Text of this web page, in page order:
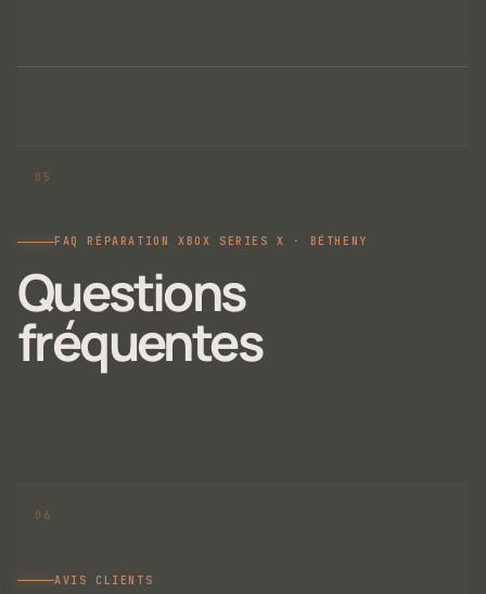
FAQ RÉPARATION XBOX SERIES X · BÉTHENY
Questions
fréquentes
AVIS CLIENTS